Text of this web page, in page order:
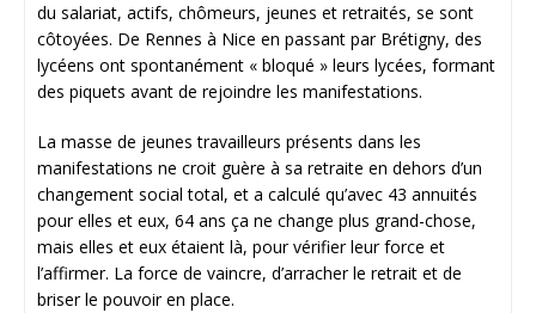
du salariat, actifs, chômeurs, jeunes et retraités, se sont
côtoyées. De Rennes à Nice en passant par Brétigny, des
lycéens ont spontanément « bloqué » leurs lycées, formant
des piquets avant de rejoindre les manifestations.
La masse de jeunes travailleurs présents dans les
manifestations ne croit guère à sa retraite en dehors d’un
changement social total, et a calculé qu’avec 43 annuités
pour elles et eux, 64 ans ça ne change plus grand-chose,
mais elles et eux étaient là, pour vérifier leur force et
l’affirmer. La force de vaincre, d’arracher le retrait et de
briser le pouvoir en place.